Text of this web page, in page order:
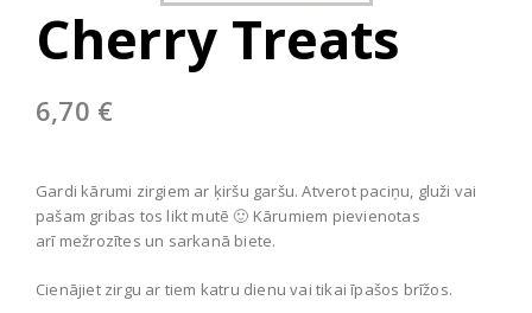
Cherry Treats
6,70 €
Gardi kārumi zirgiem ar ķiršu garšu. Atverot paciņu, gluži vai
pašam gribas tos likt mutē 🙂 Kārumiem pievienotas
arī mežrozītes un sarkanā biete.
Cienājiet zirgu ar tiem katru dienu vai tikai īpašos brīžos.